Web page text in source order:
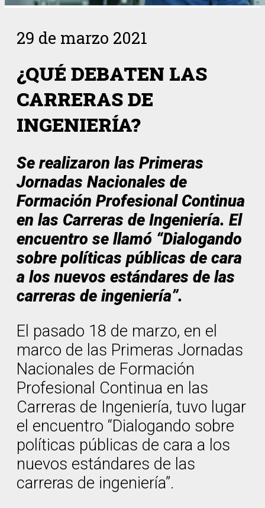
29 de marzo 2021
¿QUÉ DEBATEN LAS
CARRERAS DE
INGENIERÍA?
Se realizaron las Primeras
Jornadas Nacionales de
Formación Profesional Continua
en las Carreras de Ingeniería. El
encuentro se llamó “Dialogando
sobre políticas públicas de cara
a los nuevos estándares de las
carreras de ingeniería”.
El pasado 18 de marzo, en el
marco de las Primeras Jornadas
Nacionales de Formación
Profesional Continua en las
Carreras de Ingeniería, tuvo lugar
el encuentro “Dialogando sobre
políticas públicas de cara a los
nuevos estándares de las
carreras de ingeniería”.